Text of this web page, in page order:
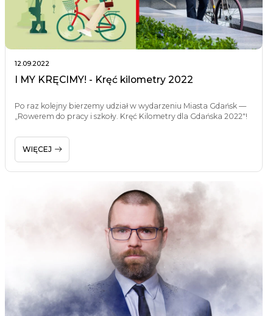
12.09.2022
I MY KRĘCIMY! - Kręć kilometry 2022
Po raz kolejny bierzemy udział w wydarzeniu Miasta Gdańsk —
„Rowerem do pracy i szkoły. Kręć Kilometry dla Gdańska 2022"!
WIĘCEJ